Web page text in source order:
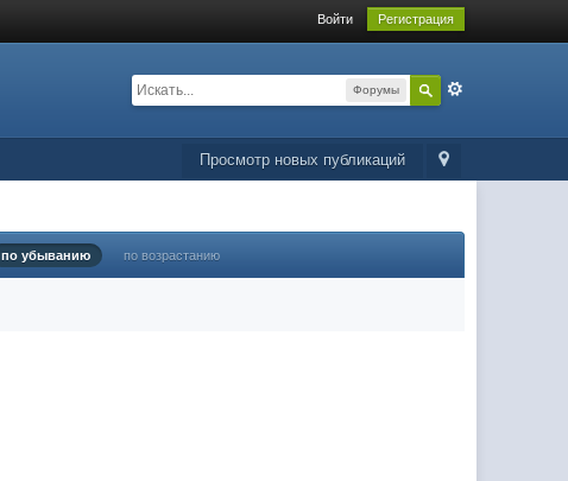
Войти Регистрация
Форумы
Просмотр новых публикаций
по убыванию по возрастанию